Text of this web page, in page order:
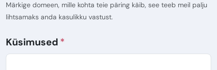
Märkige domeen, mille kohta teie päring käib, see teeb meil palju
lihtsamaks anda kasulikku vastust.
Küsimused